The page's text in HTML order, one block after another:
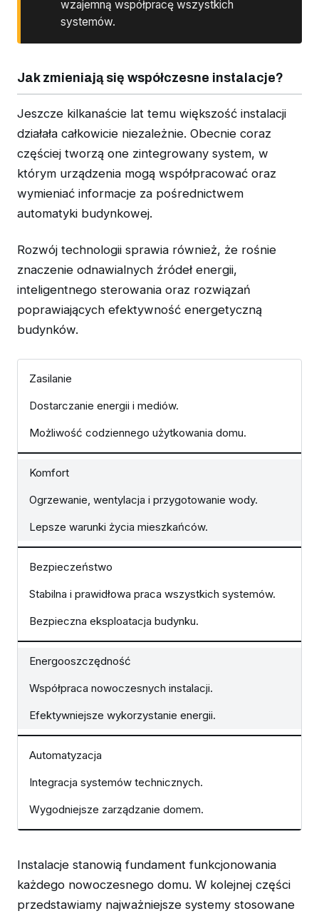
wzajemną współpracę wszystkich
systemów.
Jak zmieniają się współczesne instalacje?
Jeszcze kilkanaście lat temu większość instalacji
działała całkowicie niezależnie. Obecnie coraz
częściej tworzą one zintegrowany system, w
którym urządzenia mogą współpracować oraz
wymieniać informacje za pośrednictwem
automatyki budynkowej.
Rozwój technologii sprawia również, że rośnie
znaczenie odnawialnych źródeł energii,
inteligentnego sterowania oraz rozwiązań
poprawiających efektywność energetyczną
budynków.
Zasilanie
Dostarczanie energii i mediów.
Możliwość codziennego użytkowania domu.
Komfort
Ogrzewanie, wentylacja i przygotowanie wody.
Lepsze warunki życia mieszkańców.
Bezpieczeństwo
Stabilna i prawidłowa praca wszystkich systemów.
Bezpieczna eksploatacja budynku.
Energooszczędność
Współpraca nowoczesnych instalacji.
Efektywniejsze wykorzystanie energii.
Automatyzacja
Integracja systemów technicznych.
Wygodniejsze zarządzanie domem.
Instalacje stanowią fundament funkcjonowania
każdego nowoczesnego domu. W kolejnej części
przedstawiamy najważniejsze systemy stosowane